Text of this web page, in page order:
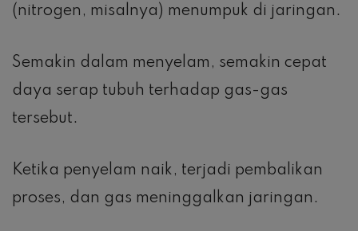
(nitrogen, misalnya) menumpuk di jaringan.
Semakin dalam menyelam, semakin cepat
daya serap tubuh terhadap gas-gas
tersebut.
Ketika penyelam naik, terjadi pembalikan
proses, dan gas meninggalkan jaringan.